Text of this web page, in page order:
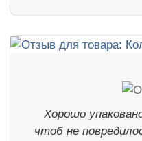
Хорошо
чтоб не